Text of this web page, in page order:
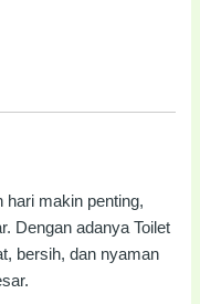
hari makin penting,
Dengan adanya Toilet
bersih, dan nyaman